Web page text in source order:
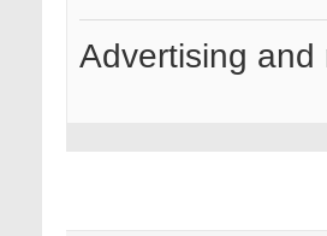
Advertising and